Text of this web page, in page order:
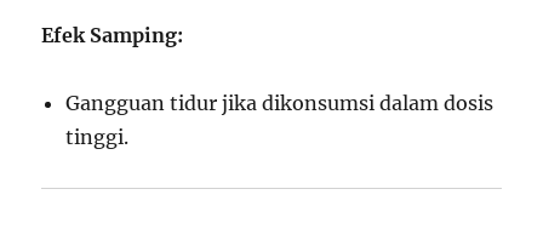
Efek Samping:
Gangguan tidur jika dikonsumsi dalam dosis
tinggi.